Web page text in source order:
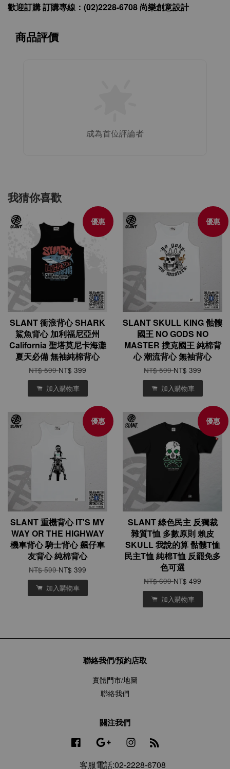
歡迎訂購 訂購專線：(02)2228-6708 尚樂創意設計
商品評價
成為首位評論者
我猜你喜歡
優惠
SLANT 衝浪背心 SHARK
鯊魚背心 加利福尼亞州
California 聖塔莫尼卡海灘
夏天必備 無袖純棉背心
NT$ 599NT$ 399
加入購物車
優惠
SLANT SKULL KING 骷髏
國王 NO GODS NO
MASTER 撲克國王 純棉背
心 潮流背心 無袖背心
NT$ 599NT$ 399
加入購物車
優惠
SLANT 重機背心 IT'S MY
WAY OR THE HIGHWAY
機車背心 騎士背心 飆仔車
友背心 純棉背心
NT$ 599NT$ 399
加入購物車
優惠
SLANT 綠色民主 反獨裁
雜質T恤 多數原則 賴皮
SKULL 我說的算 骷髏T恤
民主T恤 純棉T恤 反罷免多
色可選
NT$ 699NT$ 499
加入購物車
聯絡我們/預約店取
實體門市/地圖
聯絡我們
關注我們
Facebook Google Instagram
客服電話:02-2228-6708